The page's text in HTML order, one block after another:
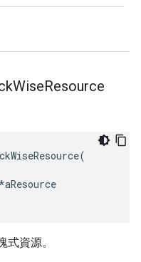
WiseResource
(
*aResource
式資源。